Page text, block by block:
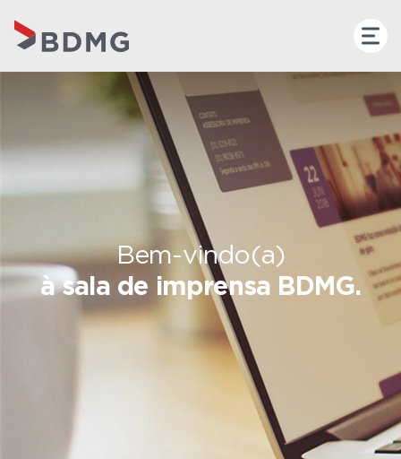
Bem-vindo(a)
à sala de imprensa BDMG.